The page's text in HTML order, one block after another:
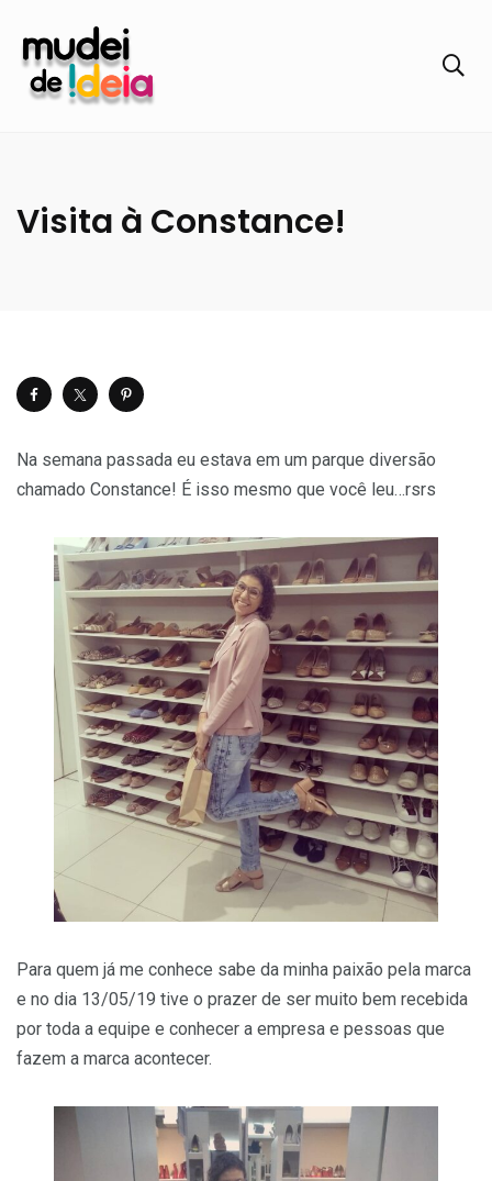
Visita à Constance!
Na semana passada eu estava em um parque diversão
chamado Constance! É isso mesmo que você leu…rsrs
Para quem já me conhece sabe da minha paixão pela marca
e no dia 13/05/19 tive o prazer de ser muito bem recebida
por toda a equipe e conhecer a empresa e pessoas que
fazem a marca acontecer.